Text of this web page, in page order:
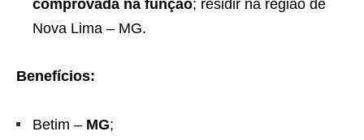
comprovada na função; residir na região de
Nova Lima – MG.
Benefícios:
Betim – MG;